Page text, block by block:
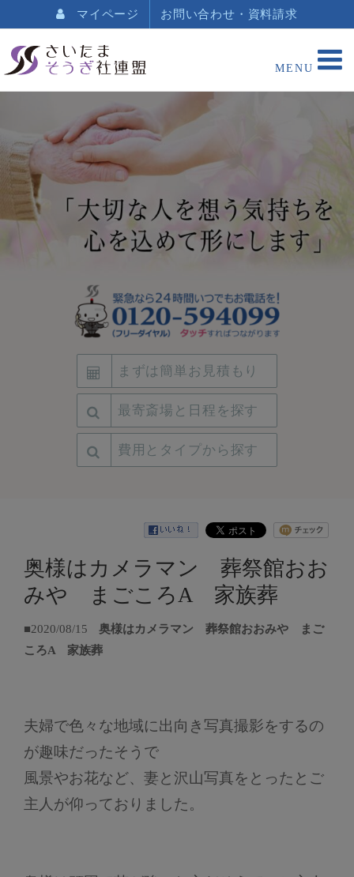
マイページ お問い合わせ・資料請求
まずは簡単お見積もり
最寄斎場と日程を探す
費用とタイプから探す
奥様はカメラマン 葬祭館おお
みや まごころA 家族葬
■2020/08/15
奥様はカメラマン 葬祭館おおみや まご
ころA 家族葬
夫婦で色々な地域に出向き写真撮影をするの
が趣味だったそうで
風景やお花など、妻と沢山写真をとったとご
主人が仰っておりました。